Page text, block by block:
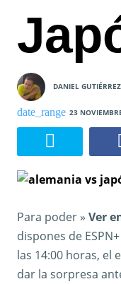
DANIEL GUTIÉRREZ
23
Para poder » Ver
dispones de
las 14:00 horas, el
dar la sorpresa